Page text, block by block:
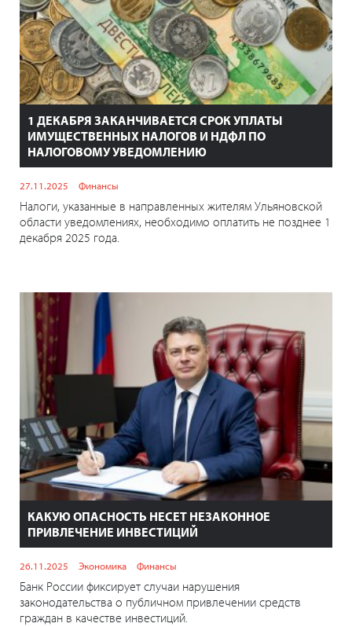
1 ДЕКАБРЯ ЗАКАНЧИВАЕТСЯ СРОК УПЛАТЫ
ИМУЩЕСТВЕННЫХ НАЛОГОВ И НДФЛ ПО
НАЛОГОВОМУ УВЕДОМЛЕНИЮ
27.11.2025 Финансы
Налоги, указанные в направленных жителям Ульяновской
области уведомлениях, необходимо оплатить не позднее 1
декабря 2025 года.
КАКУЮ ОПАСНОСТЬ НЕСЕТ НЕЗАКОННОЕ
ПРИВЛЕЧЕНИЕ ИНВЕСТИЦИЙ
26.11.2025 Экономика Финансы
Банк России фиксирует случаи нарушения
законодательства о публичном привлечении средств
граждан в качестве инвестиций.